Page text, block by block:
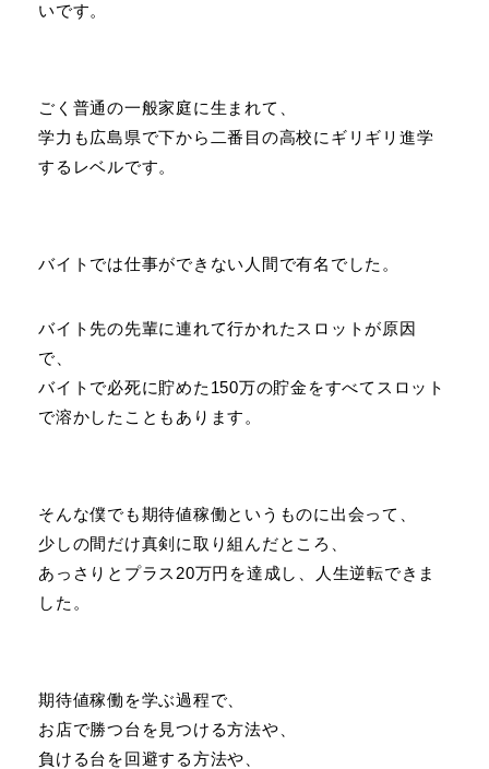
いです。
ごく普通の一般家庭に生まれて、
学力も広島県で下から二番目の高校にギリギリ進学
するレベルです。
バイトでは仕事ができない人間で有名でした。
バイト先の先輩に連れて行かれたスロットが原因
で、
バイトで必死に貯めた150万の貯金をすべてスロット
で溶かしたこともあります。
そんな僕でも期待値稼働というものに出会って、
少しの間だけ真剣に取り組んだところ、
あっさりとプラス20万円を達成し、人生逆転できま
した。
期待値稼働を学ぶ過程で、
お店で勝つ台を見つける方法や、
負ける台を回避する方法や、